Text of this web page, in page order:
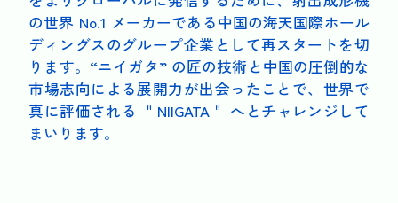
の世界 No.1 メーカーである中国の海天国際ホール
ディングスのグループ企業として再スタートを切
ります。“ニイガタ” の匠の技術と中国の圧倒的な
市場志向による展開力が出会ったことで、世界で
真に評価される ＂NIIGATA＂ へとチャレンジして
まいります。